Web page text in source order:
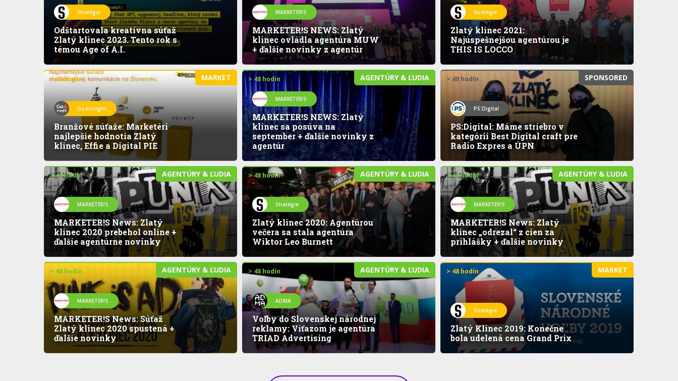
Stratégie
Odštartovala kreatívna súťaž
Zlatý klinec 2023. Tento rok s
témou Age of A.I.
MARKETER!S
MARKETER!S NEWS: Zlatý
klinec ovládla agentúra MUW
+ ďalšie novinky z agentúr
Stratégie
Zlatý klinec 2021:
Najúspešnejšou agentúrou je
THIS IS LOCCO
MARKET
> 48 hodín
Go4insight
Branžové súťaže: Marketéri
najlepšie hodnotia Zlatý
klinec, Effie a Digital PIE
AGENTÚRY & ĽUDIA
> 48 hodín
MARKETER!S
MARKETER!S NEWS: Zlatý
klinec sa posúva na
september + ďalšie novinky z
agentúr
SPONSORED
> 48 hodín
PS:Digital
PS:Digital: Máme striebro v
kategórii Best Digital craft pre
Radio Expres a ÚPN
AGENTÚRY & ĽUDIA
> 48 hodín
MARKETER!S
MARKETER!S News: Zlatý
klinec 2020 prebehol online +
ďalšie agentúrne novinky
AGENTÚRY & ĽUDIA
> 48 hodín
Stratégie
Zlatý klinec 2020: Agentúrou
večera sa stala agentúra
Wiktor Leo Burnett
AGENTÚRY & ĽUDIA
> 48 hodín
MARKETER!S
MARKETER!S News: Zlatý
klinec „odrezal“ z cien za
prihlášky + ďalšie novinky
AGENTÚRY & ĽUDIA
> 48 hodín
MARKETER!S
MARKETER!S News: Súťaž
Zlatý klinec 2020 spustená +
ďalšie novinky
AGENTÚRY & ĽUDIA
> 48 hodín
ADMA
Voľby do Slovenskej národnej
reklamy: Víťazom je agentúra
TRIAD Advertising
MARKET
> 48 hodín
Stratégie
Zlatý Klinec 2019: Konečne
bola udelená cena Grand Prix